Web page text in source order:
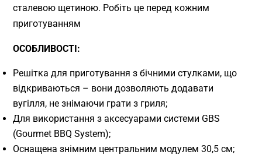
сталевою щетиною. Робіть це перед кожним
приготуванням
ОСОБЛИВОСТІ:
Решітка для приготування з бічними стулками, що
відкриваються – вони дозволяють додавати
вугілля, не знімаючи грати з гриля;
Для використання з аксесуарами системи GBS
(Gourmet BBQ System);
Оснащена знімним центральним модулем 30,5 см;